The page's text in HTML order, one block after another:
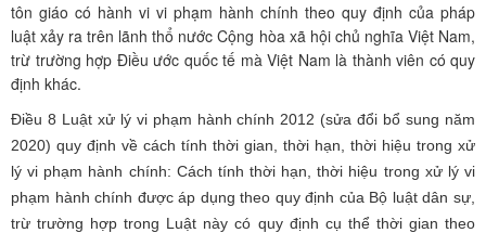
tôn giáo có hành vi vi phạm hành chính theo quy định của pháp
luật xảy ra trên lãnh thổ nước Cộng hòa xã hội chủ nghĩa Việt Nam,
trừ trường hợp Điều ước quốc tế mà Việt Nam là thành viên có quy
định khác.
Điều 8 Luật xử lý vi phạm hành chính 2012 (sửa đổi bổ sung năm
2020) quy định về cách tính thời gian, thời hạn, thời hiệu trong xử
lý vi phạm hành chính: Cách tính thời hạn, thời hiệu trong xử lý vi
phạm hành chính được áp dụng theo quy định của Bộ luật dân sự,
trừ trường hợp trong Luật này có quy định cụ thể thời gian theo